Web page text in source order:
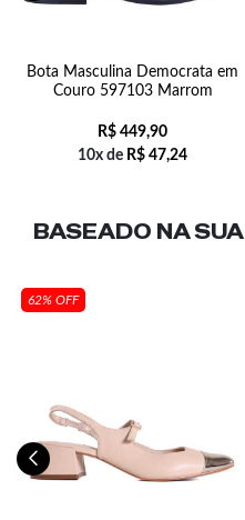
Bota Masculina Democrata em
Couro 597103 Marrom
R$ 449,90
10x de R$ 47,24
BASEADO NA SUA
62% OFF